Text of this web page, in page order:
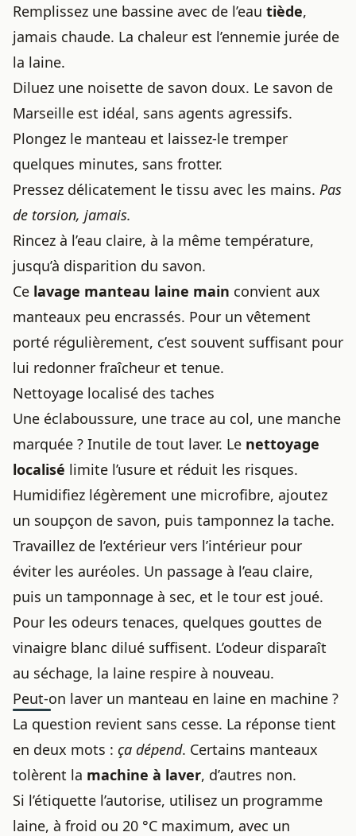
Remplissez une bassine avec de l’eau tiède,
jamais chaude. La chaleur est l’ennemie jurée de
la laine.
Diluez une noisette de savon doux. Le savon de
Marseille est idéal, sans agents agressifs.
Plongez le manteau et laissez-le tremper
quelques minutes, sans frotter.
Pressez délicatement le tissu avec les mains. Pas
de torsion, jamais.
Rincez à l’eau claire, à la même température,
jusqu’à disparition du savon.
Ce lavage manteau laine main convient aux
manteaux peu encrassés. Pour un vêtement
porté régulièrement, c’est souvent suffisant pour
lui redonner fraîcheur et tenue.
Nettoyage localisé des taches
Une éclaboussure, une trace au col, une manche
marquée ? Inutile de tout laver. Le nettoyage
localisé limite l’usure et réduit les risques.
Humidifiez légèrement une microfibre, ajoutez
un soupçon de savon, puis tamponnez la tache.
Travaillez de l’extérieur vers l’intérieur pour
éviter les auréoles. Un passage à l’eau claire,
puis un tamponnage à sec, et le tour est joué.
Pour les odeurs tenaces, quelques gouttes de
vinaigre blanc dilué suffisent. L’odeur disparaît
au séchage, la laine respire à nouveau.
Peut-on laver un manteau en laine en machine ?
La question revient sans cesse. La réponse tient
en deux mots : ça dépend. Certains manteaux
tolèrent la machine à laver, d’autres non.
Si l’étiquette l’autorise, utilisez un programme
laine, à froid ou 20 °C maximum, avec un